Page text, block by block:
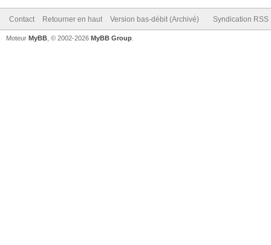
Contact Retourner en haut Version bas-débit (Archivé) Syndication RSS
Moteur MyBB , © 2002-2026 MyBB Group